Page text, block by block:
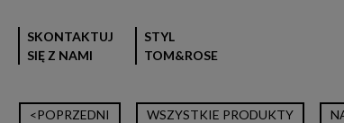
SKONTAKTUJ
SIĘ Z NAMI
STYL
TOM&ROSE
<POPRZEDNI WSZYSTKIE PRODUKTY